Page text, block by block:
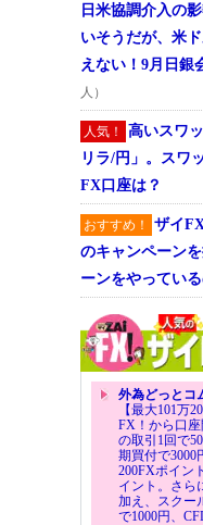
日米協調介入の
いそうだが、米
えない！9月日
人）
人気！
高いスワ
リラ/円」。スワ
FX口座は？
おすすめ！
ザイ
のキャンペーン
ーンをやってい
外為どっとコ
【最大101万
FX！から口
の取引1回で
期買付で3000
200FXポイン
イント。さら
加え、スクー
で1000円、